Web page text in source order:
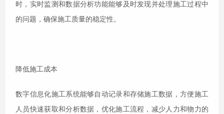
时，实时监测和数据分析功能能够及时发现并处理施工过程中
的问题，确保施工质量的稳定性。
降低施工成本
数字信息化施工系统能够自动记录和存储施工数据，方便施工
人员快速获取和分析数据，优化施工流程，减少人力和物力的